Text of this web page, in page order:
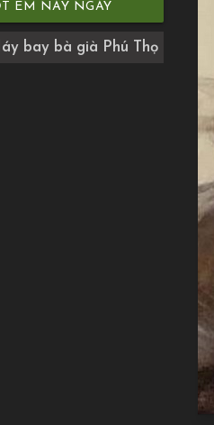
EM NÀY NGAY
bay bà già Phú Thọ